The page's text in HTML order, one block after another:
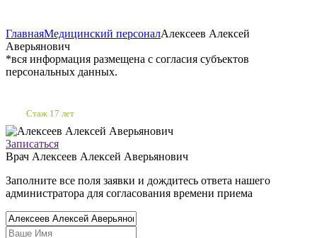
ГлавнаяМедицинский персоналАлексеев Алексей
Аверьянович
*вся информация размещена с согласия субъектов
персональных данных.
Стаж 17 лет
Записаться
Врач Алексеев Алексей Аверьянович
Заполните все поля заявки и дождитесь ответа нашего
администратора для согласования времени приема